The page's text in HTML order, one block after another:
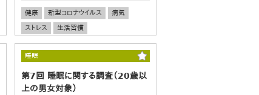
健康 新型コロナウイルス
病気
ストレス
生活習慣
睡眠
第7回 睡眠に関する調査（20歳以
上の男女対象）